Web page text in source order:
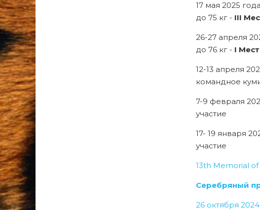
17 мая 2025
до 75 кг - III
26-27 апреля
до 76 кг - I
12-13 апреля
командное
7-9 февраля
участие
17- 19 января
участие
13th Memorial
Серебряный
26 октября